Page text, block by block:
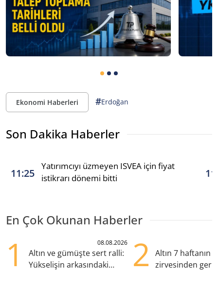
Ekonomi Haberleri #Erdoğan
Son Dakika Haberler
11:25
Yatırımcıyı üzmeyen ISVEA için fiyat
istikrarı dönemi bitti
En Çok Okunan Haberler
1 08.08.2026
Altın ve gümüşte sert ralli:
Yükselişin arkasındaki
2
Altın 7 haftanın
zirvesinden